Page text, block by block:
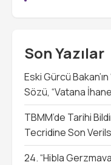
Son Yazılar
Eski Gürcü
Sözü, “Vatana
TBMM’de Tarihi
Tecridine Son
24. “Hibla